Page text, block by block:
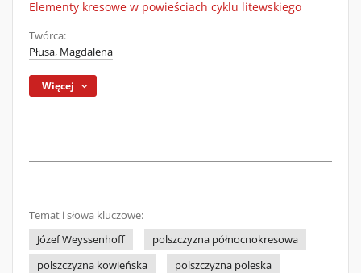
Elementy kresowe w powieściach cyklu litewskiego
Twórca:
Płusa, Magdalena
Więcej
Temat i słowa kluczowe:
Józef Weyssenhoff
polszczyzna północnokresowa
polszczyzna kowieńska
polszczyzna poleska